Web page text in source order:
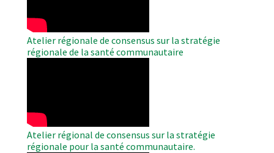
Atelier régionale de consensus sur la stratégie
régionale de la santé communautaire
Atelier régional de consensus sur la stratégie
régionale pour la santé communautaire.